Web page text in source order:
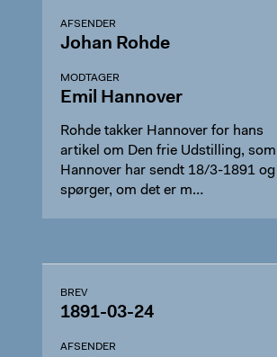
AFSENDER
Johan Rohde
MODTAGER
Emil Hannover
Rohde takker Hannover for hans
artikel om Den frie Udstilling, som
Hannover har sendt 18/3-1891 og
spørger, om det er m…
BREV
1891-03-24
AFSENDER